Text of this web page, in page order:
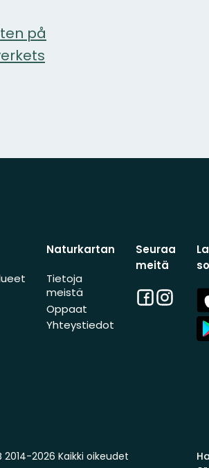
på
Naturkartan
Tietoja
meistä
Oppaat
Yhteystiedot
Seuraa
meitä
Facebook
2026 Kaikki oikeudet